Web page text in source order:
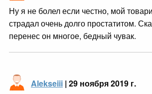
Ну я не болел если честно, мой
страдал очень долго простатитом.
перенес он многое, бедный чувак.
Alekseiii | 29 ноября 2019 г.